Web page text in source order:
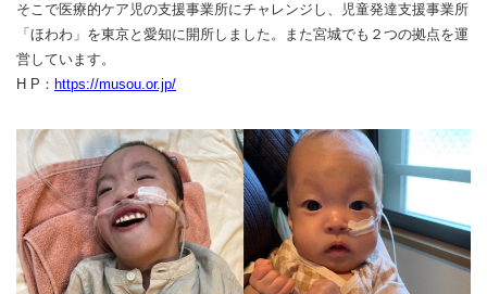
そこで医療的ケア児の支援事業所にチャレンジし、児童発達支援事業所
「ほわわ」を東京と愛知に開所しました。また宮城でも２つの拠点を運
営しています。
H P： https://musou.or.jp/